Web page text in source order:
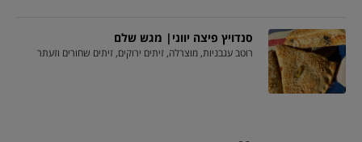
סנדויץ פיצה יווני| מגש שלם
רוטב עגבניות, מוצרלה, זיתים ירוקים, זיתים שחורים וזעתר